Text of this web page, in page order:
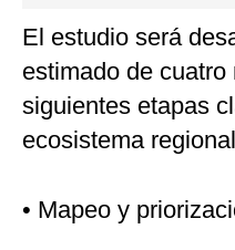
El estudio será
estimado de
siguientes etapas
ecosistema
• Mapeo y